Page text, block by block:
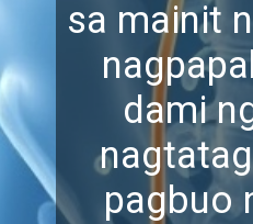
sa mainit
dami
pagbuo